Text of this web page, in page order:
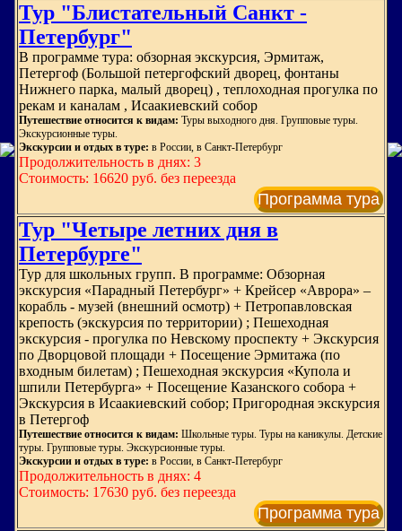
Тур "Блистательный Санкт -
Петербург"
В программе тура: обзорная экскурсия, Эрмитаж,
Петергоф (Большой петергофский дворец, фонтаны
Нижнего парка, малый дворец) , теплоходная прогулка по
рекам и каналам , Исаакиевский собор
Путешествие относится к видам: Туры выходного дня. Групповые туры.
Экскурсионные туры.
Экскурсии и отдых в туре: в России, в Санкт-Петербург
Продолжительность в днях: 3
Стоимость: 16620 руб. без переезда
Программа тура
Тур "Четыре летних дня в
Петербурге"
Тур для школьных групп. В программе: Обзорная
экскурсия «Парадный Петербург» + Крейсер «Аврора» –
корабль - музей (внешний осмотр) + Петропавловская
крепость (экскурсия по территории) ; Пешеходная
экскурсия - прогулка по Невскому проспекту + Экскурсия
по Дворцовой площади + Посещение Эрмитажа (по
входным билетам) ; Пешеходная экскурсия «Купола и
шпили Петербурга» + Посещение Казанского собора +
Экскурсия в Исаакиевский собор; Пригородная экскурсия
в Петергоф
Путешествие относится к видам: Школьные туры. Туры на каникулы. Детские
туры. Групповые туры. Экскурсионные туры.
Экскурсии и отдых в туре: в России, в Санкт-Петербург
Продолжительность в днях: 4
Стоимость: 17630 руб. без переезда
Программа тура